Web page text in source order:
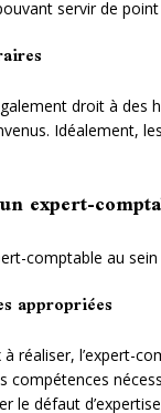
servir de
droit à des
Idéalement,
expert-
comptable au
appropriées
à réaliser, l’expert-
compétences
le défaut